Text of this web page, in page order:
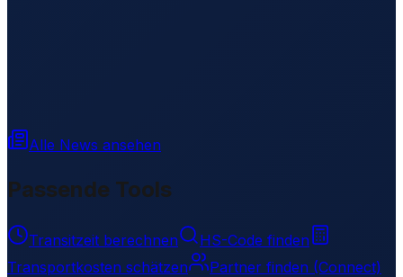
Alle News ansehen
Passende Tools
Transitzeit berechnen
HS-Code finden
Transportkosten schätzen
Partner finden (Connect)